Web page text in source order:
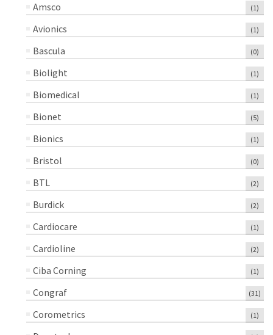
Amsco (1)
Avionics (1)
Bascula (0)
Biolight (1)
Biomedical (1)
Bionet (5)
Bionics (1)
Bristol (0)
BTL (2)
Burdick (2)
Cardiocare (1)
Cardioline (2)
Ciba Corning (1)
Congraf (31)
Corometrics (1)